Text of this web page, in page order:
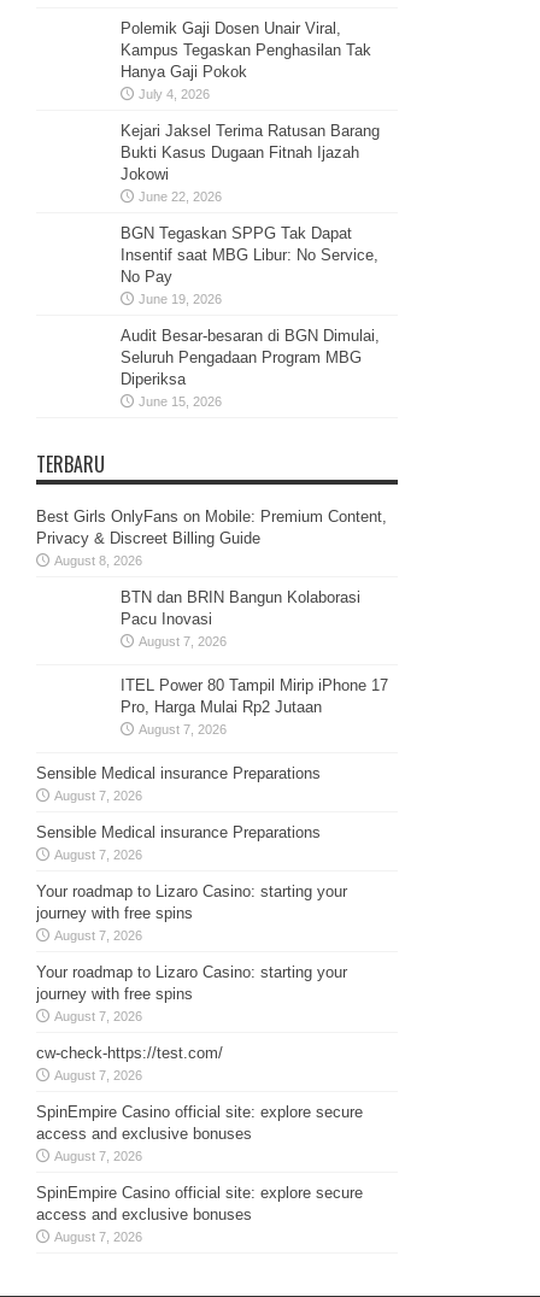
Polemik Gaji Dosen Unair Viral,
Kampus Tegaskan Penghasilan Tak
Hanya Gaji Pokok
July 4, 2026
Kejari Jaksel Terima Ratusan Barang
Bukti Kasus Dugaan Fitnah Ijazah
Jokowi
June 22, 2026
BGN Tegaskan SPPG Tak Dapat
Insentif saat MBG Libur: No Service,
No Pay
June 19, 2026
Audit Besar-besaran di BGN Dimulai,
Seluruh Pengadaan Program MBG
Diperiksa
June 15, 2026
TERBARU
Best Girls OnlyFans on Mobile: Premium Content,
Privacy & Discreet Billing Guide
August 8, 2026
BTN dan BRIN Bangun Kolaborasi
Pacu Inovasi
August 7, 2026
ITEL Power 80 Tampil Mirip iPhone 17
Pro, Harga Mulai Rp2 Jutaan
August 7, 2026
Sensible Medical insurance Preparations
August 7, 2026
Sensible Medical insurance Preparations
August 7, 2026
Your roadmap to Lizaro Casino: starting your
journey with free spins
August 7, 2026
Your roadmap to Lizaro Casino: starting your
journey with free spins
August 7, 2026
cw-check-https://test.com/
August 7, 2026
SpinEmpire Casino official site: explore secure
access and exclusive bonuses
August 7, 2026
SpinEmpire Casino official site: explore secure
access and exclusive bonuses
August 7, 2026